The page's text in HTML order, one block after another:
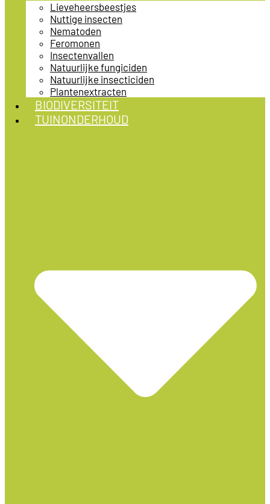
Lieveheersbeestjes
Nuttige insecten
Nematoden
Feromonen
Insectenvallen
Natuurlijke fungiciden
Natuurlijke insecticiden
Plantenextracten
BIODIVERSITEIT
TUINONDERHOUD